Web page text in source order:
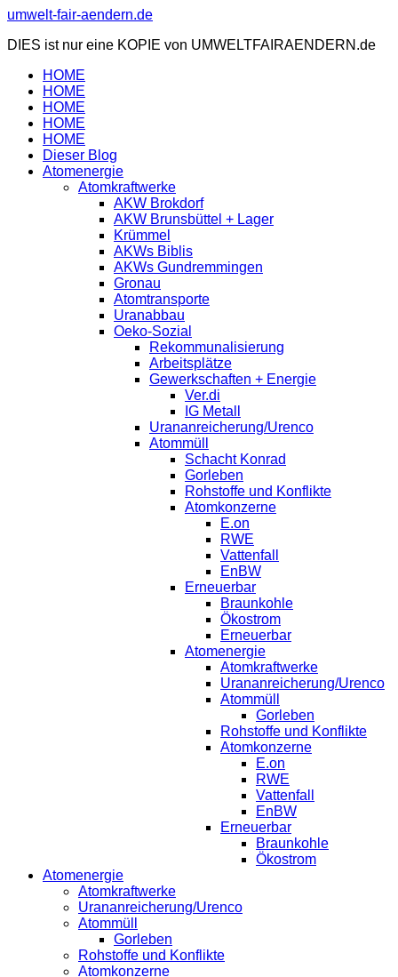
Zum
springen
umwelt-fair-aendern.de
DIES ist nur eine KOPIE von UMWELTFAIRAENDERN.de
HOME
HOME
HOME
HOME
HOME
Dieser Blog
Atomenergie
Atomkraftwerke
AKW Brokdorf
AKW Brunsbüttel + Lager
Krümmel
AKWs Biblis
AKWs Gundremmingen
Gronau
Atomtransporte
Uranabbau
Oeko-Sozial
Rekommunalisierung
Arbeitsplätze
Gewerkschaften + Energie
Ver.di
IG Metall
Urananreicherung/Urenco
Atommüll
Schacht Konrad
Gorleben
Rohstoffe und Konflikte
Atomkonzerne
E.on
RWE
Vattenfall
EnBW
Erneuerbar
Braunkohle
Ökostrom
Erneuerbar
Atomenergie
Atomkraftwerke
Urananreicherung/Urenco
Atommüll
Gorleben
Rohstoffe und Konflikte
Atomkonzerne
E.on
RWE
Vattenfall
EnBW
Erneuerbar
Braunkohle
Ökostrom
Atomenergie
Atomkraftwerke
Urananreicherung/Urenco
Atommüll
Gorleben
Rohstoffe und Konflikte
Atomkonzerne